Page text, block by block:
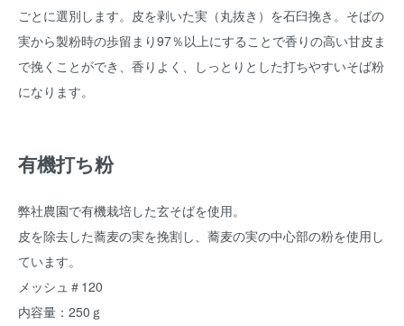
ごとに選別します。皮を剥いた実（丸抜き）を石臼挽き。そばの
実から製粉時の歩留まり97％以上にすることで香りの高い甘皮ま
で挽くことができ、香りよく、しっとりとした打ちやすいそば粉
になります。
有機打ち粉
弊社農園で有機栽培した玄そばを使用。
皮を除去した蕎麦の実を挽割し、蕎麦の実の中心部の粉を使用し
ています。
メッシュ＃120
内容量：250ｇ